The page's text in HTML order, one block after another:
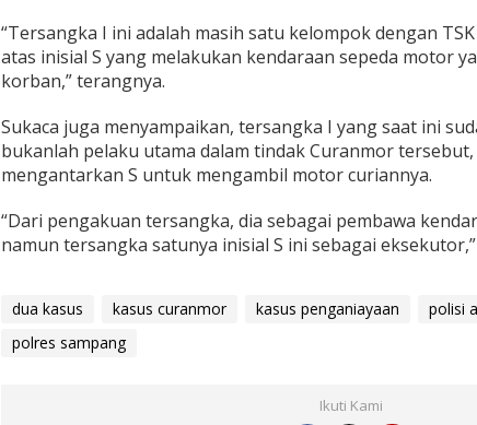
“Tersangka I ini adalah masih satu kelompok dengan
atas inisial S yang melakukan kendaraan sepeda motor
korban,” terangnya.
Sukaca juga menyampaikan, tersangka I yang saat ini
bukanlah pelaku utama dalam tindak Curanmor
mengantarkan S untuk mengambil motor curiannya.
“Dari pengakuan tersangka, dia sebagai pembawa
namun tersangka satunya inisial S ini sebagai
dua kasus kasus curanmor kasus penganiayaan
polisi
polres sampang
Ikuti Kami